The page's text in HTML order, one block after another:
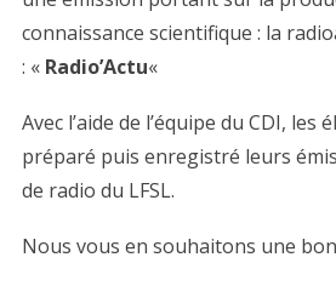
connaissance scientifique : la
: « Radio’Actu«
Avec l’aide de l’équipe du CDI, les
préparé puis enregistré leurs
de radio du LFSL.
Nous vous en souhaitons une